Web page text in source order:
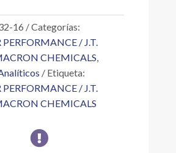
16
Categorías:
/ J.T.
CHEMICALS,
Etiqueta:
/ J.T.
CHEMICALS
